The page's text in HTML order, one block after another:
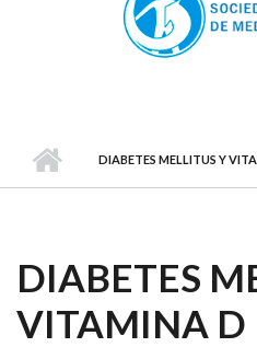
DIABETES MELLITUS Y
DIABETES
VITAMINA D